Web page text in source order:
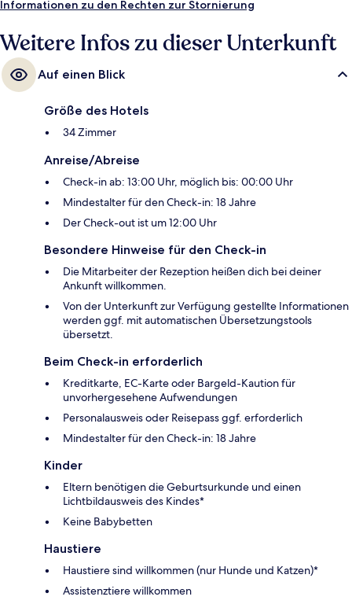
Informationen zu den Rechten zur Stornierung
Weitere Infos zu dieser Unterkunft
Auf einen Blick
Größe des Hotels
34 Zimmer
Anreise/Abreise
Check-in ab: 13:00 Uhr, möglich bis: 00:00 Uhr
Mindestalter für den Check-in: 18 Jahre
Der Check-out ist um 12:00 Uhr
Besondere Hinweise für den Check-in
Die Mitarbeiter der Rezeption heißen dich bei deiner
Ankunft willkommen.
Von der Unterkunft zur Verfügung gestellte Informationen
werden ggf. mit automatischen Übersetzungstools
übersetzt.
Beim Check-in erforderlich
Kreditkarte, EC-Karte oder Bargeld-Kaution für
unvorhergesehene Aufwendungen
Personalausweis oder Reisepass ggf. erforderlich
Mindestalter für den Check-in: 18 Jahre
Kinder
Eltern benötigen die Geburtsurkunde und einen
Lichtbildausweis des Kindes*
Keine Babybetten
Haustiere
Haustiere sind willkommen (nur Hunde und Katzen)*
Assistenztiere willkommen